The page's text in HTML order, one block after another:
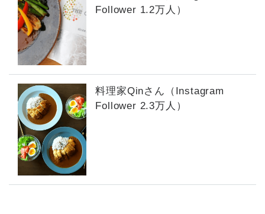
Follower 1.2万人）
料理家Qinさん（Instagram
Follower 2.3万人）